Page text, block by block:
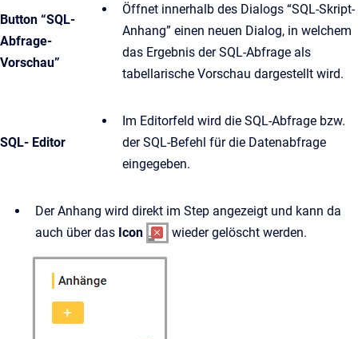
Button “SQL-
Abfrage-
Vorschau”
Öffnet innerhalb des Dialogs “SQL-Skript-
Anhang” einen neuen Dialog, in welchem
das Ergebnis der SQL-Abfrage als
tabellarische Vorschau dargestellt wird.
SQL- Editor
Im Editorfeld wird die SQL-Abfrage bzw.
der SQL-Befehl für die Datenabfrage
eingegeben.
Der Anhang wird direkt im Step angezeigt und kann da
auch über das Icon wieder gelöscht werden.